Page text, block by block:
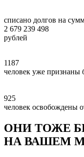
списано долгов на
2 679 239 498
рублей
1187
человек уже признаны
925
человек освобождены
ОНИ ТОЖЕ
НА ВАШЕМ